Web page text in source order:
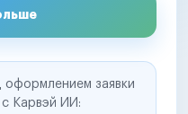
оформлением заявки
Карвэй ИИ: